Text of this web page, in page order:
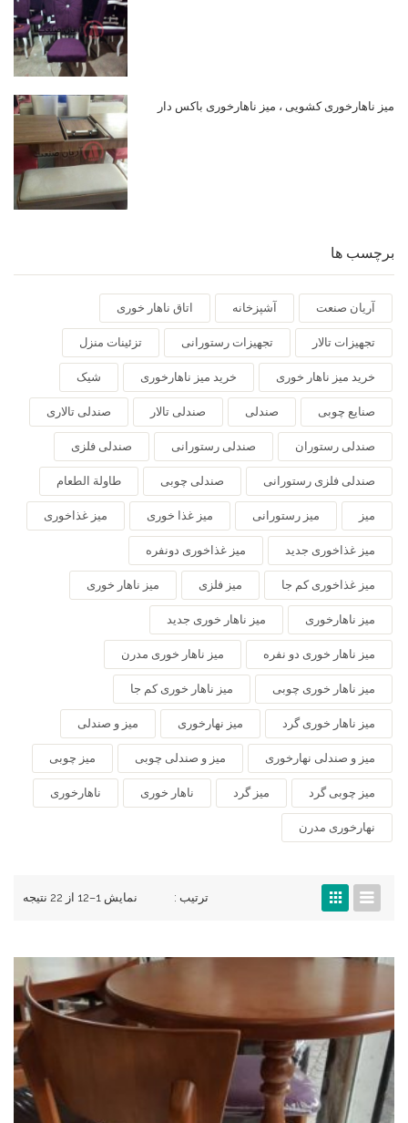
میز ناهارخوری کشویی ، میز ناهارخوری باکس دار
برچسب ها
آریان صنعت آشپزخانه اتاق ناهار خوری
تجهیزات تالار تجهیزات رستورانی تزئینات منزل
خرید میز ناهار خوری خرید میز ناهارخوری شیک
صنایع چوبی صندلی صندلی تالار صندلی تالاری
صندلی رستوران صندلی رستورانی صندلی فلزی
صندلی فلزی رستورانی صندلی چوبی طاولة الطعام
میز میز رستورانی میز غذا خوری میز غذاخوری
میز غذاخوری جدید میز غذاخوری دونفره
میز غذاخوری کم جا میز فلزی میز ناهار خوری
میز ناهارخوری میز ناهار خوری جدید
میز ناهار خوری دو نفره میز ناهار خوری مدرن
میز ناهار خوری چوبی میز ناهار خوری کم جا
میز ناهار خوری گرد میز نهارخوری میز و صندلی
میز و صندلی نهارخوری میز و صندلی چوبی میز چوبی
میز چوبی گرد میز گرد ناهار خوری ناهارخوری
نهارخوری مدرن
نمایش 1–12 از 22 نتیجه ترتیب :